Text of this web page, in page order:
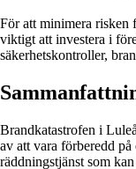
För att minimera risken
viktigt att investera i
säkerhetskontroller,
Brandkatastrofen i
av att vara förberedd
räddningstjänst som